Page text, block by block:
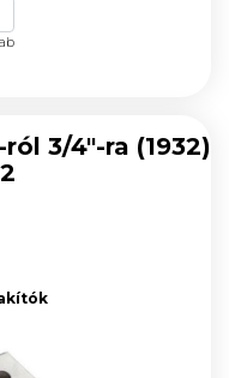
3/4"-ra (1932)